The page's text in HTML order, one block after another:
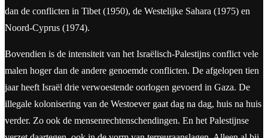
dan de conflicten in Tibet (1950), de Westelijke Sahara (1975) en
Noord-Cyprus (1974).
Bovendien is de intensiteit van het Israëlisch-Palestijns conflict vele
malen hoger dan de andere genoemde conflicten. De afgelopen tien
jaar heeft Israël drie verwoestende oorlogen gevoerd in Gaza. De
illegale kolonisering van de Westoever gaat dag na dag, huis na huis
verder. Zo ook de mensenrechtenschendingen. En het Palestijnse